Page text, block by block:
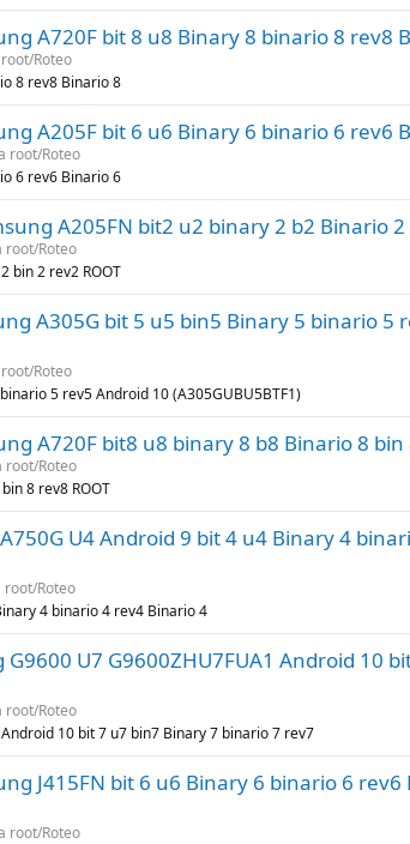
A720F bit 8 u8 Binary 8 binario 8 rev8
Roteo
8 rev8 Binario 8
A205F bit 6 u6 Binary 6 binario 6 rev6
root/Roteo
6 rev6 Binario 6
A205FN bit2 u2 binary 2 b2 Binario
root/Roteo
bin 2 rev2 ROOT
A305G bit 5 u5 bin5 Binary 5 binario 5
Roteo
5 rev5 Android 10 (A305GUBU5BTF1)
A720F bit8 u8 binary 8 b8 Binario 8 bin
root/Roteo
8 rev8 ROOT
U4 Android 9 bit 4 u4 Binary 4
root/Roteo
4 binario 4 rev4 Binario 4
G9600 U7 G9600ZHU7FUA1 Android 10
root/Roteo
10 bit 7 u7 bin7 Binary 7 binario 7 rev7
J415FN bit 6 u6 Binary 6 binario 6
root/Roteo